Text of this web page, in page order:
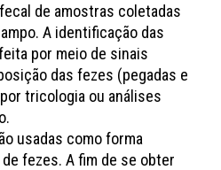
de amostras coletadas
A identificação das
por meio de sinais
das fezes (pegadas e
tricologia ou análises
usadas como forma
fezes. A fim de se obter